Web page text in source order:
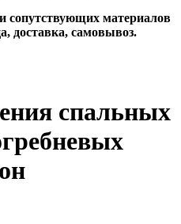
материалов
доставка, самовывоз.
спальных